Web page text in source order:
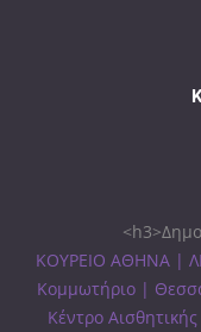
ΚΟΥΡΕΙΟ ΑΘΗΝΑ |
Κομμωτήριο |
Κέντρο